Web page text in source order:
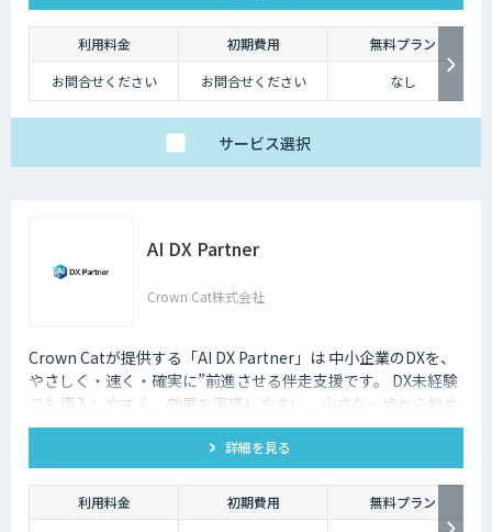
利用料金 初期費用
無料プラン
お問合せください
お問合せください なし
サービス選択
AI DX Partner
Crown Cat株式会社
Crown Catが提供する「AI DX Partner」は 中小企業のDXを、
やさしく・速く・確実に”前進させる伴走支援です。 DX未経験
でも導入しやすく、効果を実感しやすい、小さな一歩から始め
るDX支援サービスです。 AI DX Partnerは、大手企業のDX支援
で培ったノウハウをベースに、 地方・中小企業のための“現実
的なDX”を設計・実装・運用まで一貫して支援いたします。 私
たちは、コンサル×開発×AIの力で、現場に寄り添った 『ちょ
うどいいDX』を実現します。
詳細を見る
利用料金 初期費用 無料プラン